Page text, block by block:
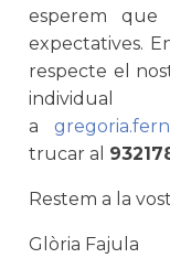
esperem que
expectatives.
respecte el
a
trucar al
Restem a la
Glòria Fajula